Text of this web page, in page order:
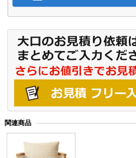
関連商品